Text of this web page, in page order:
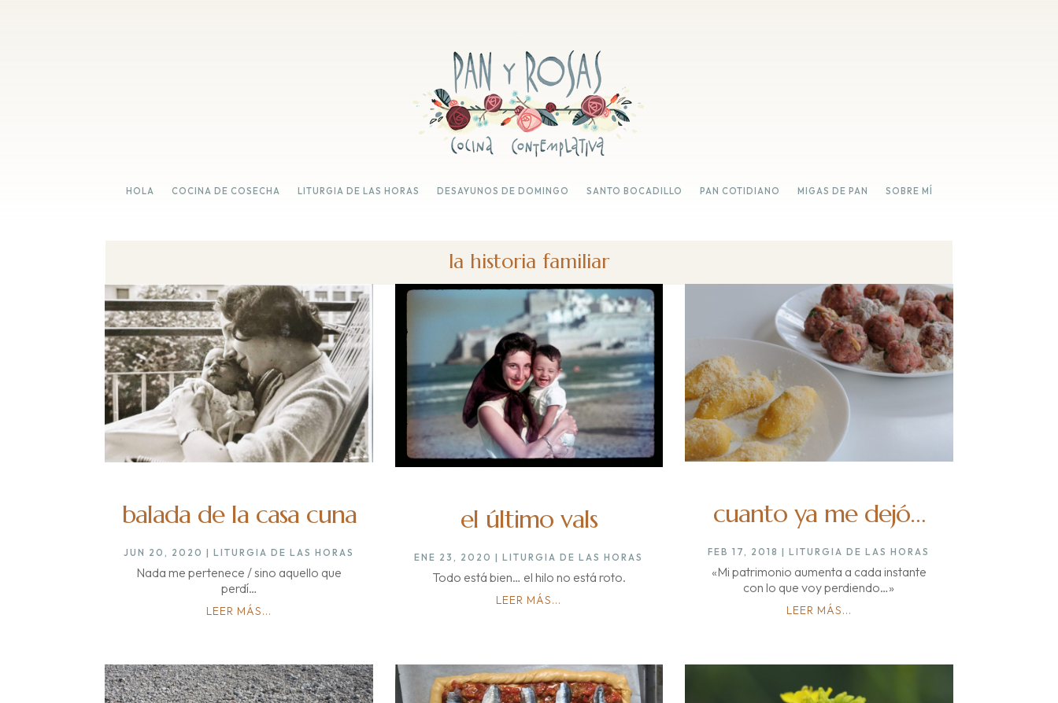
HOLA COCINA DE COSECHA LITURGIA DE LAS HORAS DESAYUNOS DE DOMINGO SANTO BOCADILLO PAN COTIDIANO MIGAS DE PAN SOBRE MÍ
la historia familiar
balada de la casa cuna
JUN 20, 2020 |LITURGIA DE LAS HORAS
Nada me pertenece / sino aquello que
perdí…
LEER MÁS...
el último vals
ENE 23, 2020 |LITURGIA DE LAS HORAS
Todo está bien… el hilo no está roto.
LEER MÁS...
cuanto ya me dejó…
FEB 17, 2018 |LITURGIA DE LAS HORAS
«Mi patrimonio aumenta a cada instante
con lo que voy perdiendo…»
LEER MÁS...